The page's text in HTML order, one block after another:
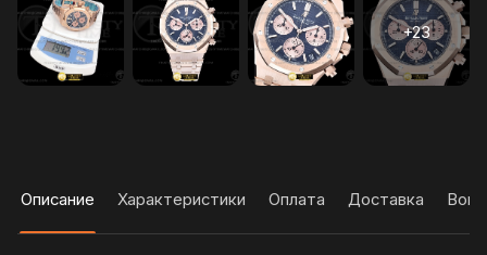
Описание Характеристики Оплата Доставка